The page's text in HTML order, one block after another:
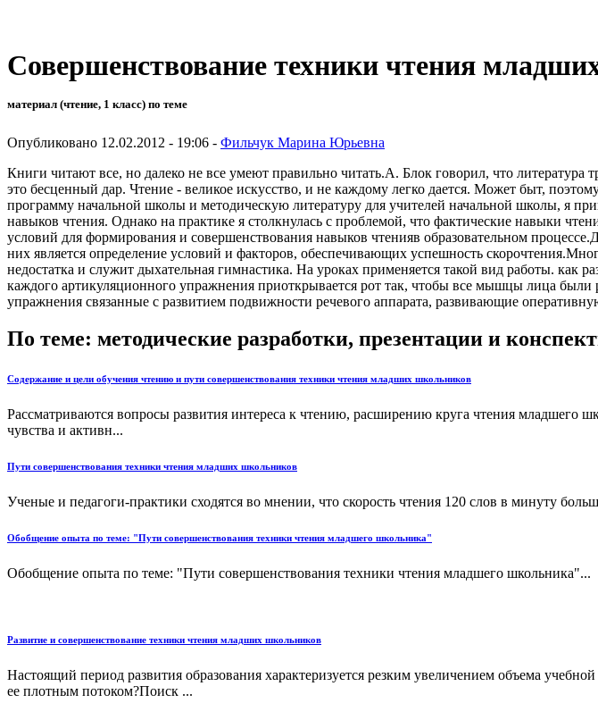
Совершенствование техники чтения
материал (чтение, 1 класс) по теме
Опубликовано 12.02.2012 - 19:06 - Фильчук Марина Юрьевна
Книги читают все, но далеко не все умеют правильно читать.А. Блок говорил, что литература
это бесценный дар. Чтение - великое искусство, и не каждому легко дается. Может быт,
программу начальной школы и методическую литературу для учителей начальной школы, я
навыков чтения. Однако на практике я столкнулась с проблемой, что фактические навыки
условий для формирования и совершенствования навыков чтенияв образовательном
них является определение условий и факторов, обеспечивающих успешность
недостатка и служит дыхательная гимнастика. На уроках применяется такой вид работы.
каждого артикуляционного упражнения приоткрывается рот так, чтобы все мышцы лица
упражнения связанные с развитием подвижности речевого аппарата, развивающие
По теме: методические разработки, презентации и
Содержание и цели обучения чтению и пути совершенствования техники чтения младших школьников
Рассматриваются вопросы развития интереса к чтению, расширению круга чтения младшего
чувства и активн...
Пути совершенствования техники чтения младших школьников
Ученые и педагоги-практики сходятся во мнении, что скорость чтения 120 слов в минуту
Обобщение опыта по теме: "Пути совершенствования техники чтения младшего школьника"
Обобщение опыта по теме: "Пути совершенствования техники чтения младшего школьника"...
Развитие и совершенствование техники чтения младших школьников
Настоящий период развития образования характеризуется резким увеличением объема
ее плотным потоком?Поиск ...